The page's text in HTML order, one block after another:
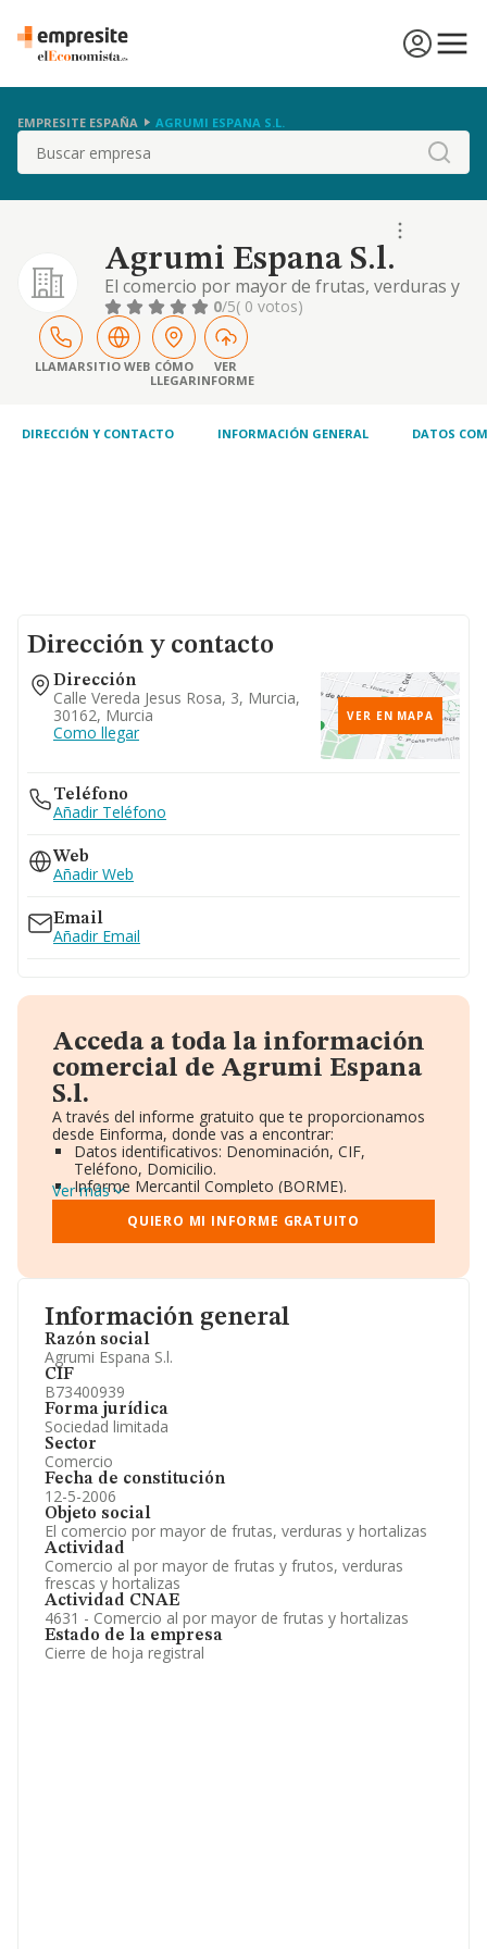
EMPRESITE ESPAÑA AGRUMI ESPANA S.L.
Buscar
Agrumi Espana S.l.
El comercio por mayor de frutas, verduras y
hortalizas
0/5( 0 votos)
LLAMARSITIO WEB CÓMO
LLEGAR
VER
INFORME
DIRECCIÓN Y CONTACTO INFORMACIÓN GENERAL DATOS
Información general
Razón social
Agrumi Espana S.l.
CIF
B73400939
Forma jurídica
Sociedad limitada
Sector
Comercio
Fecha de constitución
12-5-2006
Objeto social
El comercio por mayor de frutas, verduras y hortalizas
Actividad
Comercio al por mayor de frutas y frutos, verduras
frescas y hortalizas
Actividad CNAE
4631 - Comercio al por mayor de frutas y hortalizas
Estado de la empresa
Cierre de hoja registral
Dirección y contacto
Dirección
Calle Vereda Jesus Rosa, 3, Murcia,
30162, Murcia
Como llegar
VER EN MAPA
Teléfono
Añadir Teléfono
Web
Añadir Web
Email
Añadir Email
Acceda a toda la información
comercial de Agrumi Espana
S.l.
A través del informe gratuito que te proporcionamos
desde Einforma, donde vas a encontrar:
Datos identificativos: Denominación, CIF,
Teléfono, Domicilio.
Informe Mercantil Completo (BORME).
Gráficos de Evolución Ventas y Empleados.
Consejo de Administración y Administradores.
Directivos y Ejecutivos.
Información oficial y registral complementaria.
Ver más
QUIERO MI INFORME GRATUITO